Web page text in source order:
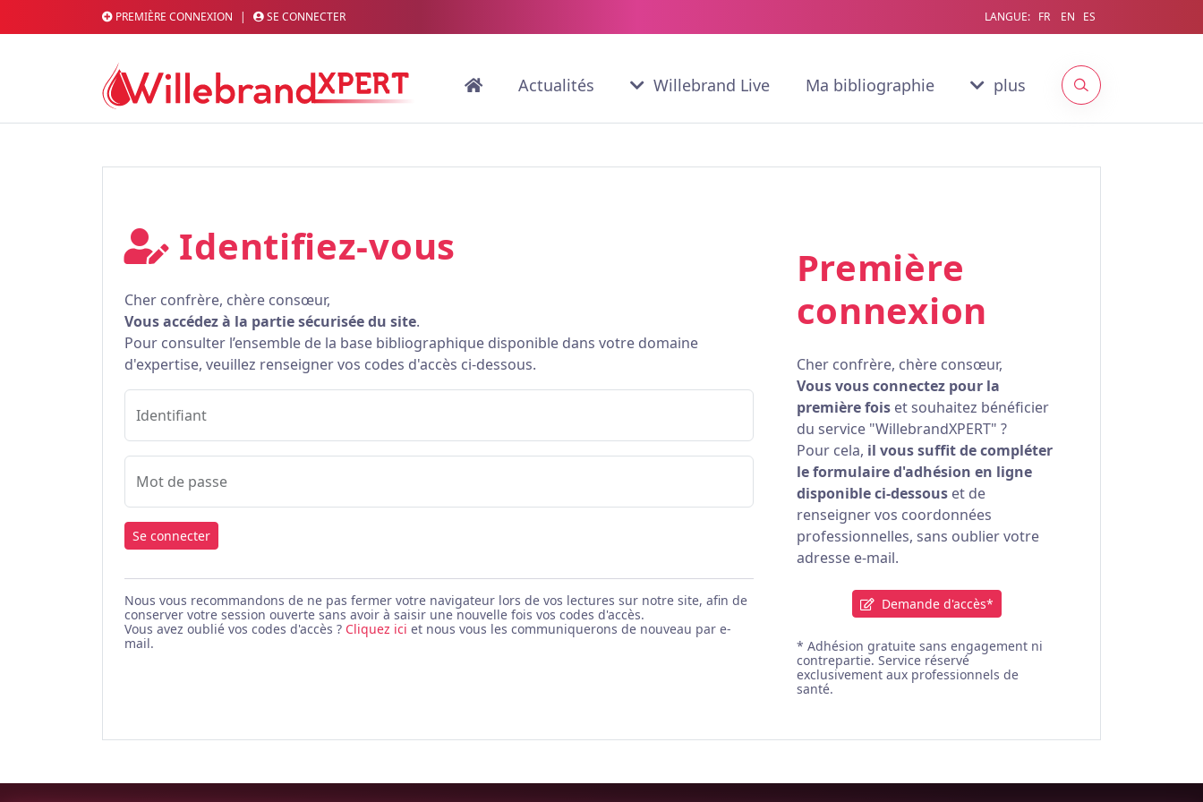
PREMIÈRE CONNEXION | SE CONNECTER LANGUE: FR EN ES
Actualités Willebrand Live Ma bibliographie plus
Identifiez-vous
Cher confrère, chère consœur,
Vous accédez à la partie sécurisée du site.
Pour consulter l’ensemble de la base bibliographique disponible dans votre domaine
d'expertise, veuillez renseigner vos codes d'accès ci-dessous.
Identifiant
Mot de passe
Se connecter
Nous vous recommandons de ne pas fermer votre navigateur lors de vos lectures sur notre site, afin de
conserver votre session ouverte sans avoir à saisir une nouvelle fois vos codes d'accès.
Vous avez oublié vos codes d'accès ? Cliquez ici et nous vous les communiquerons de nouveau par e-
mail.
Première
connexion
Cher confrère, chère consœur,
Vous vous connectez pour la
première foiset souhaitez bénéficier
du service "WillebrandXPERT" ?
Pour cela, il vous suffit de compléter
le formulaire d'adhésion en ligne
disponible ci-dessouset de
renseigner vos coordonnées
professionnelles, sans oublier votre
adresse e-mail.
Demande d'accès*
* Adhésion gratuite sans engagement ni
contrepartie. Service réservé
exclusivement aux professionnels de
santé.